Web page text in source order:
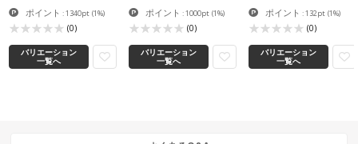
ポイント : 1340pt (1%)
(0)
バリエーション
一覧へ
ポイント : 1000pt (1%)
(0)
バリエーション
一覧へ
ポイント : 132pt (1%)
(0)
バリエーション
一覧へ